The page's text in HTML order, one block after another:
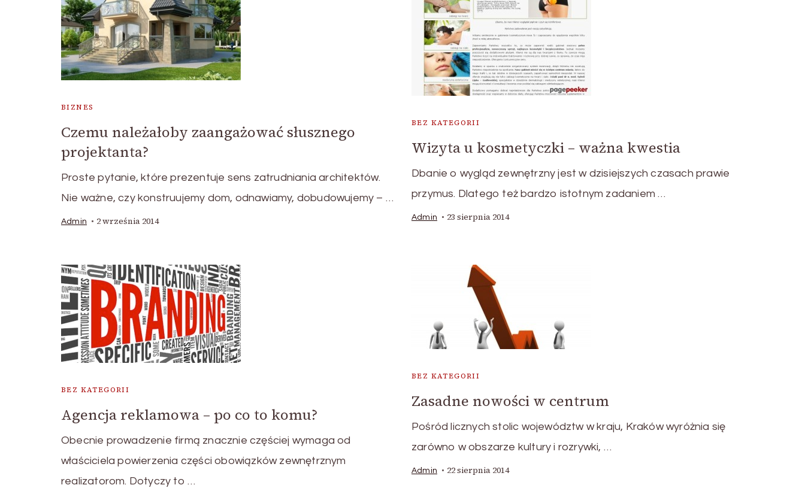
BIZNES
Czemu należałoby zaangażować słusznego
projektanta?
Proste pytanie, które prezentuje sens zatrudniania architektów.
Nie ważne, czy konstruujemy dom, odnawiamy, dobudowujemy – …
Admin 2 września 2014
BEZ KATEGORII
Wizyta u kosmetyczki – ważna kwestia
Dbanie o wygląd zewnętrzny jest w dzisiejszych czasach prawie
przymus. Dlatego też bardzo istotnym zadaniem …
Admin 23 sierpnia 2014
BEZ KATEGORII
Agencja reklamowa – po co to komu?
Obecnie prowadzenie firmą znacznie częściej wymaga od
właściciela powierzenia części obowiązków zewnętrznym
realizatorom. Dotyczy to …
BEZ KATEGORII
Zasadne nowości w centrum
Pośród licznych stolic województw w kraju, Kraków wyróżnia się
zarówno w obszarze kultury i rozrywki, …
Admin 22 sierpnia 2014